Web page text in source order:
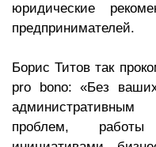
юридические
предпринимателей.
Борис Титов так
pro bono: «Без
проблем, работы